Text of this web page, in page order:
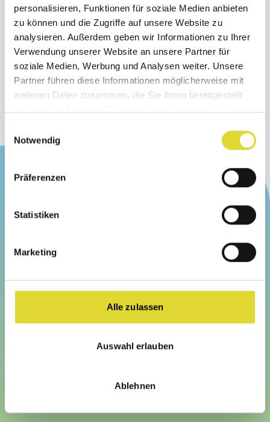
personalisieren, Funktionen für soziale Medien anbieten
zu können und die Zugriffe auf unsere Website zu
analysieren. Außerdem geben wir Informationen zu Ihrer
Verwendung unserer Website an unsere Partner für
soziale Medien, Werbung und Analysen weiter. Unsere
Partner führen diese Informationen möglicherweise mit
weiteren Daten zusammen, die Sie ihnen bereitgestellt
Notwendig
Präferenzen
Statistiken
Marketing
Alle zulassen
Auswahl erlauben
Ablehnen
Folgen Sie uns aufSocials
Auf Instagram ansehen
Mehr Informationen
Kontakt
Vakantiepark “De Groote Vliet”
Onderdijk 245